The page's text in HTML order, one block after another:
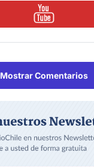
Mostrar Comentarios